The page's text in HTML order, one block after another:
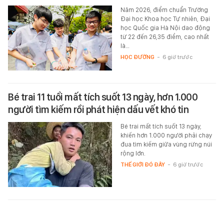
Năm 2026, điểm chuẩn Trường
Đại học Khoa học Tự nhiên, Đại
học Quốc gia Hà Nội dao động
từ 22 đến 26,35 điểm, cao nhất
là…
HỌC ĐƯỜNG - 6 giờ trước
Bé trai 11 tuổi mất tích suốt 13 ngày, hơn 1.000
người tìm kiếm rồi phát hiện dấu vết khó tin
Bé trai mất tích suốt 13 ngày,
khiến hơn 1.000 người phải chạy
đua tìm kiếm giữa vùng rừng núi
rộng lớn.
THẾ GIỚI ĐÓ ĐÂY - 6 giờ trước